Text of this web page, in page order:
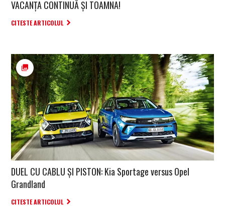
VACANȚA CONTINUĂ ȘI TOAMNA!
CITESTE ARTICOLUL
DUEL CU CABLU ȘI PISTON: Kia Sportage versus Opel
Grandland
CITESTE ARTICOLUL